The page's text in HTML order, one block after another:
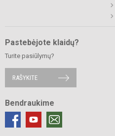
Pastebėjote klaidų?
Turite pasiūlymų?
RAŠYKITE
Bendraukime